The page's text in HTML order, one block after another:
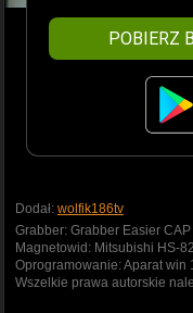
POBIERZ
Dodał: wolfik186tv
Grabber: Grabber Easier CAP
Magnetowid: Mitsubishi HS-
Oprogramowanie: Aparat win
Wszelkie prawa autorskie